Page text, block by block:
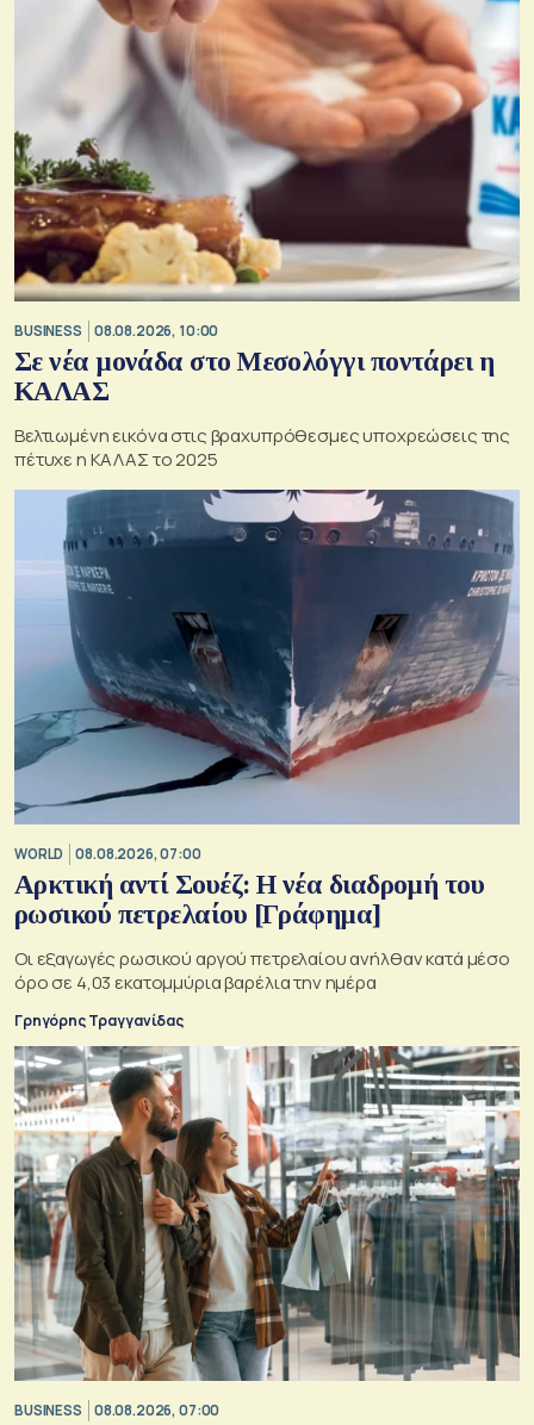
BUSINESS 08.08.2026, 10:00
Σε νέα μονάδα στο Μεσολόγγι ποντάρει η
ΚΑΛΑΣ
Βελτιωμένη εικόνα στις βραχυπρόθεσμες υποχρεώσεις της
πέτυχε η ΚΑΛΑΣ το 2025
WORLD 08.08.2026, 07:00
Αρκτική αντί Σουέζ: Η νέα διαδρομή του
ρωσικού πετρελαίου [Γράφημα]
Οι εξαγωγές ρωσικού αργού πετρελαίου ανήλθαν κατά μέσο
όρο σε 4,03 εκατομμύρια βαρέλια την ημέρα
Γρηγόρης Τραγγανίδας
BUSINESS 08.08.2026, 07:00